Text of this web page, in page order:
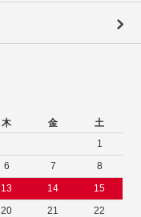
木 金
土
1
6 7
8
13 14
15
20 21
22